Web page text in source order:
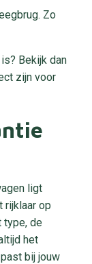
Zo
Bekijk dan
zijn voor
ligt
rijklaar op
type, de
het
bij jouw